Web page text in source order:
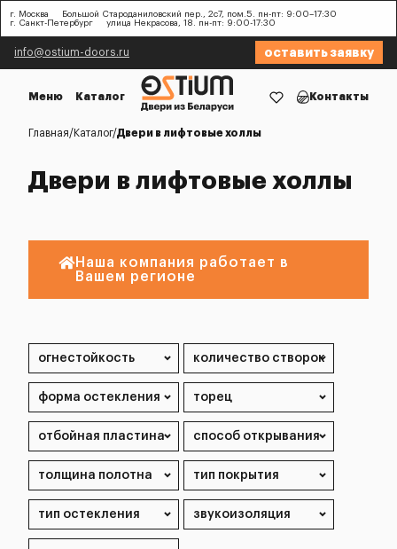
г. Москва
Большой Староданиловский пер., 2с7, пом.5. пн-пт: 9:00–17:30
г. Санкт-Петербург
улица Некрасова, 18. пн-пт: 9:00-17:30
info@ostium-doors.ru оставить заявку
Меню Каталог Контакты
Главная Каталог Двери в лифтовые холлы
Двери в лифтовые холлы
Наша компания работает в
Вашем регионе